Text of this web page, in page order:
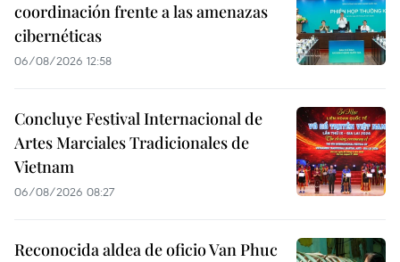
coordinación frente a las amenazas
cibernéticas
06/08/2026 12:58
Concluye Festival Internacional de
Artes Marciales Tradicionales de
Vietnam
06/08/2026 08:27
Reconocida aldea de oficio Van Phuc